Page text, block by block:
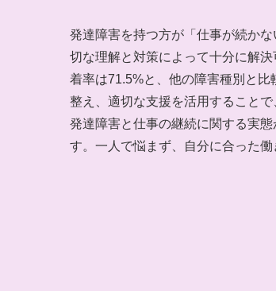
発達障害を持つ方が「仕事が続か
切な理解と対策によって十分に解
着率は71.5%と、他の障害種別と
整え、適切な支援を活用すること
発達障害と仕事の継続に関する実
す。一人で悩まず、自分に合った働